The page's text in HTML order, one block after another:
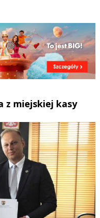
Tumblr
0 Reddit Share
z miejskiej kasy